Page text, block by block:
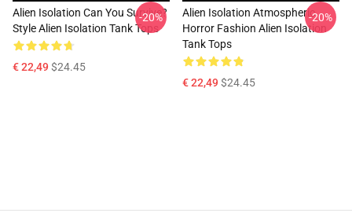
Alien Isolation Can You Survive?
Style Alien Isolation Tank Tops
€ 22,49$24.45
-20%
Alien Isolation Atmospheric
Horror Fashion Alien Isolation
Tank Tops
€ 22,49$24.45
-20%